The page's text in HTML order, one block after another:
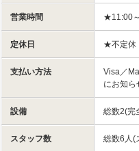
営業時間 ★11:00
定休日 ★不定休
支払い方法
Visa／
にお知ら
設備 総数2(完
スタッフ数 総数6人(